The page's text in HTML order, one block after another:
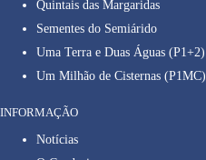
Quintais das Margaridas
Sementes do Semiárido
Uma Terra e Duas Águas (P1+2)
Um Milhão de Cisternas (P1MC)
INFORMAÇÃO
Notícias